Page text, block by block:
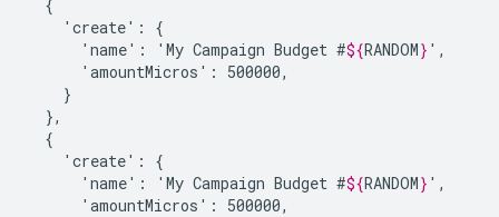
'create':
'name':
'My Campaign Budget #${RANDOM}
'amountMicros':
'create':
'name':
'My Campaign Budget #${RANDOM}
'amountMicros':